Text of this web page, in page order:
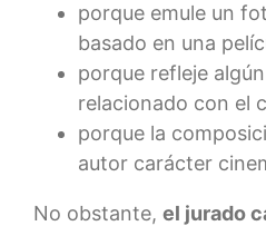
porque emule un
basado en una
porque refleje
relacionado con el
porque la
autor carácter
No obstante, el jurado